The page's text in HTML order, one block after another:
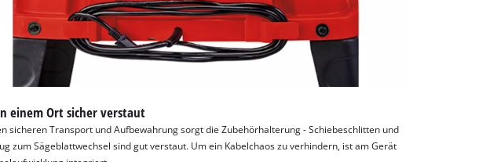
einem Ort sicher verstaut
sicheren Transport und Aufbewahrung sorgt die Zubehörhalterung - Schiebeschlitten und
zum Sägeblattwechsel sind gut verstaut. Um ein Kabelchaos zu verhindern, ist am Gerät